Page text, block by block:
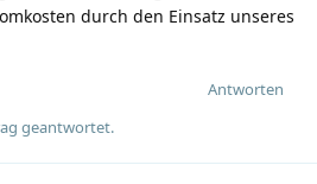
durch den Einsatz unseres
Antworten
geantwortet.